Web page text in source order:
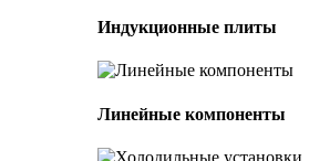
Индукционные плиты
Линейные компоненты